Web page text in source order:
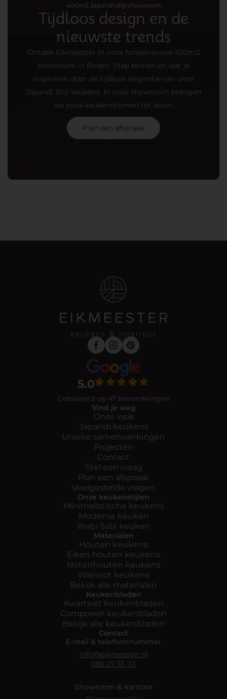
400m2 Japandi stijl showroom
Tijdloos design en de
nieuwste trends
Ontdek Eikmeester in onze fonkelnieuwe 400m2
showroom in Roden. Stap binnen en laat je
inspireren door de tijdloze elegantie van onze
Japandi Stijl keukens. In onze showroom brengen
we jouw keukendromen tot leven.
Plan een afspraak
5.0
Gebaseerd op 47 beoordelingen
Vind je weg
Onze visie
Japandi keukens
Unieke samenwerkingen
Projecten
Contact
Stel een vraag
Plan een afspraak
Veelgestelde vragen
Onze keukenstijlen
Minimalistische keukens
Moderne keuken
Wabi Sabi keuken
Materialen
Houten keukens
Eiken houten keukens
Notenhouten keukens
Walnoot keukens
Bekijk alle materialen
Keukenbladen
Kwartsiet keukenbladen
Composiet keukenbladen
Bekijk alle keukenbladen
Contact
E-mail & telefoonnummer
info@eikmeester.nl
085 27 35 113
Showroom & kantoor